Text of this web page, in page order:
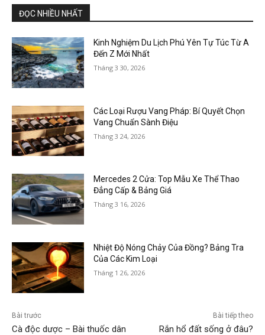
ĐỌC NHIỀU NHẤT
Kinh Nghiệm Du Lịch Phú Yên Tự Túc Từ A
Đến Z Mới Nhất
Tháng 3 30, 2026
Các Loại Rượu Vang Pháp: Bí Quyết Chọn
Vang Chuẩn Sành Điệu
Tháng 3 24, 2026
Mercedes 2 Cửa: Top Mẫu Xe Thể Thao
Đẳng Cấp & Bảng Giá
Tháng 3 16, 2026
Nhiệt Độ Nóng Chảy Của Đồng? Bảng Tra
Của Các Kim Loại
Tháng 1 26, 2026
Bài trước
Cà độc dược – Bài thuốc dân
Bài tiếp theo
Rắn hổ đất sống ở đâu?